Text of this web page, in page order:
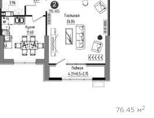
76.45 м 2
Да, удалить Отмена